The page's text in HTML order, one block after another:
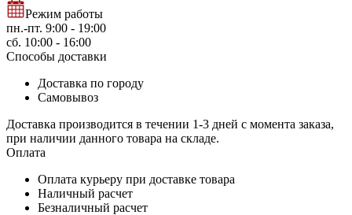
Режим работы
пн.-пт. 9:00 - 19:00
сб. 10:00 - 16:00
Способы доставки
Доставка по городу
Самовывоз
Доставка производится в течении 1-3 дней с момента заказа,
при наличии данного товара на складе.
Оплата
Оплата курьеру при доставке товара
Наличный расчет
Безналичный расчет